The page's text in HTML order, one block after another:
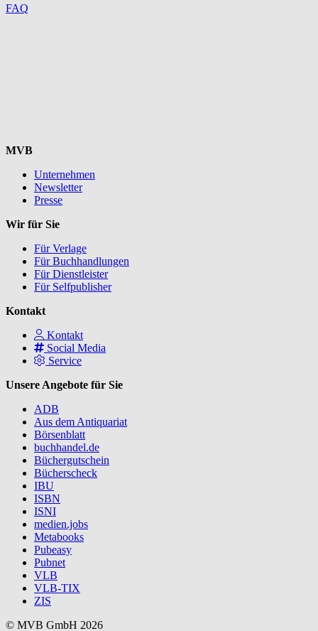
FAQ
MVB
Unternehmen
Newsletter
Presse
Wir für Sie
Für Verlage
Für Buchhandlungen
Für Dienstleister
Für Selfpublisher
Kontakt
Kontakt
Social Media
Service
Unsere Angebote für Sie
ADB
Aus dem Antiquariat
Börsenblatt
buchhandel.de
Büchergutschein
Bücherscheck
IBU
ISBN
ISNI
medien.jobs
Metabooks
Pubeasy
Pubnet
VLB
VLB-TIX
ZIS
© MVB GmbH 2026